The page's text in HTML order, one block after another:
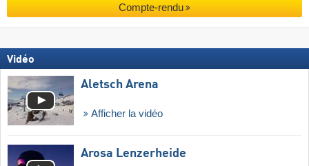
Compte-rendu
Vidéo
Aletsch Arena
Afficher la vidéo
Arosa Lenzerheide